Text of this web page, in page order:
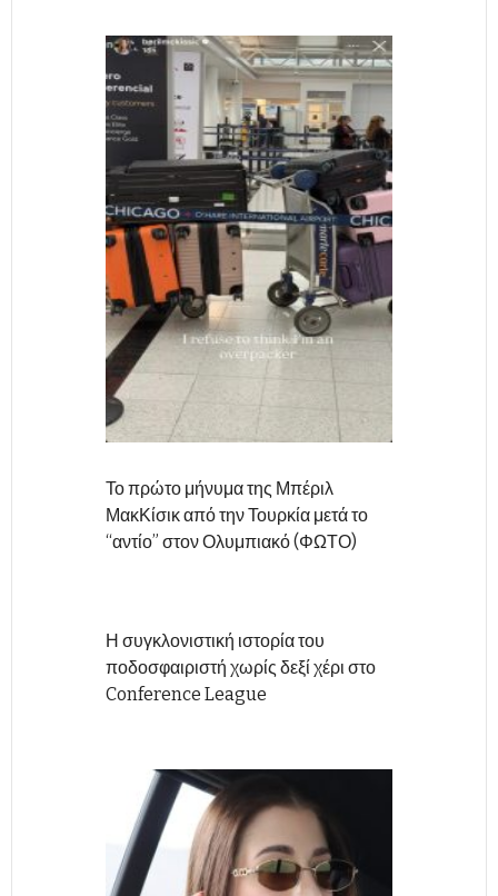
Το πρώτο μήνυμα της Μπέριλ
ΜακΚίσικ από την Τουρκία μετά το
“αντίο” στον Ολυμπιακό (ΦΩΤΟ)
Η συγκλονιστική ιστορία του
ποδοσφαιριστή χωρίς δεξί χέρι στο
Conference League